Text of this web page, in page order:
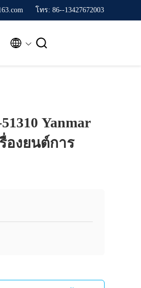
โทร: 86--13427672003
 
Yanmar
องยนต์การ